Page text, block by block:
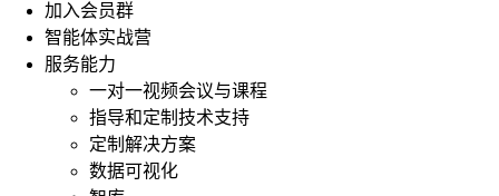
加入会员群
智能体实战营
服务能力
一对一视频会议与课程
指导和定制技术支持
定制解决方案
数据可视化